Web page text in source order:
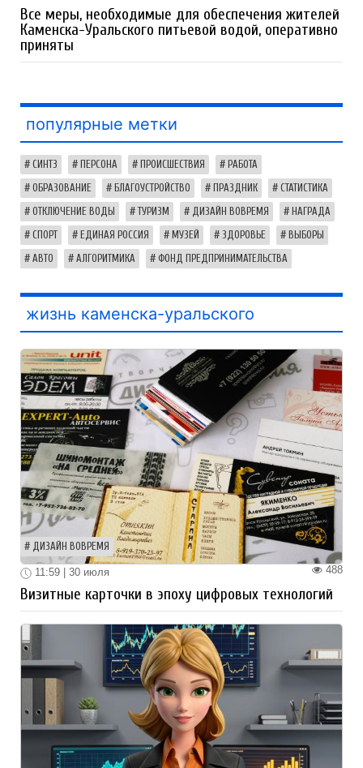
Все меры, необходимые для обеспечения жителей
Каменска-Уральского питьевой водой, оперативно
приняты
популярные метки
СИНТЗ ПЕРСОНА ПРОИСШЕСТВИЯ РАБОТА
ОБРАЗОВАНИЕ БЛАГОУСТРОЙСТВО ПРАЗДНИК СТАТИСТИКА
ОТКЛЮЧЕНИЕ ВОДЫ ТУРИЗМ ДИЗАЙН ВОВРЕМЯ НАГРАДА
СПОРТ ЕДИНАЯ РОССИЯ МУЗЕЙ ЗДОРОВЬЕ ВЫБОРЫ
АВТО АЛГОРИТМИКА ФОНД ПРЕДПРИНИМАТЕЛЬСТВА
жизнь каменска-уральского
ДИЗАЙН ВОВРЕМЯ
488
11:59 | 30 июля
Визитные карточки в эпоху цифровых технологий